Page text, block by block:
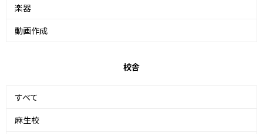
楽器
動画作成
校舎
すべて
麻生校